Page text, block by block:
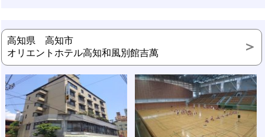
高知県 高知市
オリエントホテル高知和風別館吉萬